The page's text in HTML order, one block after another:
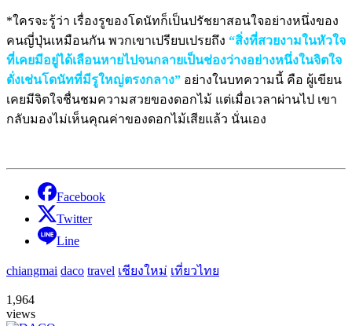
*ใครจะรู้ว่า เรื่องรูของโดนัทก็เป็นปรัชยาสอนใจอย่างหนึ่งของ
คนญี่ปุ่นเหมือนกัน พวกเขาเปรียบเปรยถึง “สิ่งที่สวยงามในหัวใจ
ที่เคยมีอยู่ได้เลือนหายไปจนกลายเป็นช่องว่างอย่างหนึ่งในจิตใจ
ดั่งเช่นโดนัทที่มีรูใหญ่ตรงกลาง” อย่างในบทความนี้ คือ ผู้เขียน
เคยมีจิตใจชื่นชมความสวยของดอกไม้ แต่เมื่อเวลาผ่านไป เขา
กลับมองไม่เห็นคุณค่าของดอกไม้เสียแล้ว นั่นเอง
Facebook
Twitter
Line
chiangmai daco travel เชียงใหม่ เที่ยวไทย
1,964
views